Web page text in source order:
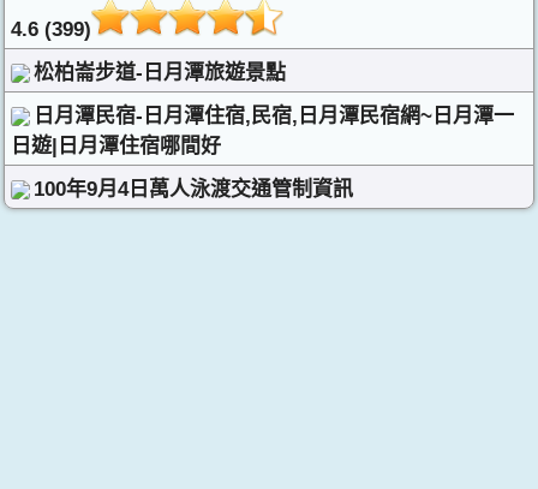
4.6 (399)
松柏崙步道-日月潭旅遊景點
日月潭民宿-日月潭住宿,民宿,日月潭民宿網~日月潭一
日遊|日月潭住宿哪間好
100年9月4日萬人泳渡交通管制資訊